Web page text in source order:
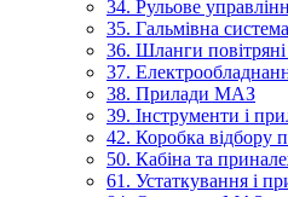
34. Рульове
35. Гальмівна
36. Шланги
37.
38. Прилади МАЗ
39. Інструменти і
42. Коробка
50. Кабіна та
61. Устаткування і